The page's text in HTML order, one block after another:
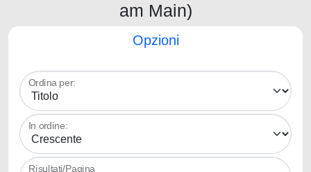
am Main)
Opzioni
Ordina per:
In ordine:
Risultati/Pagina